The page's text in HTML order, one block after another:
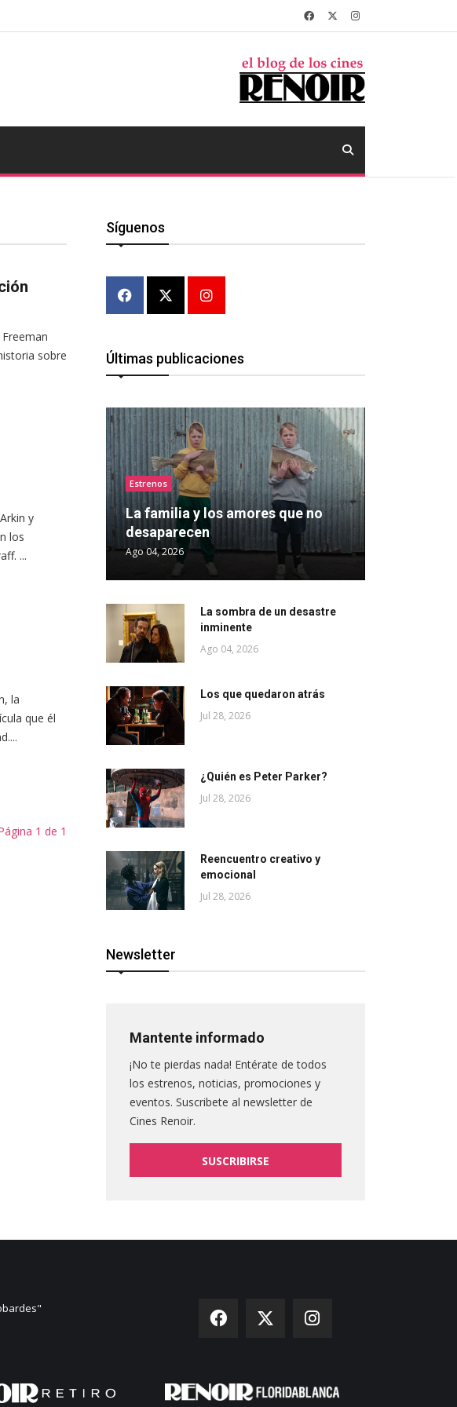
Freeman
sobre
y
los
...
la
que él
1 de 1
Síguenos
Últimas publicaciones
Estrenos
La familia y los amores que no
desaparecen
Ago 04, 2026
La sombra de un desastre
inminente
Ago 04, 2026
Los que quedaron atrás
Jul 28, 2026
¿Quién es Peter Parker?
Jul 28, 2026
Reencuentro creativo y
emocional
Jul 28, 2026
Newsletter
Mantente informado
¡No te pierdas nada! Entérate de todos
los estrenos, noticias, promociones y
eventos. Suscribete al newsletter de
Cines Renoir.
SUSCRIBIRSE